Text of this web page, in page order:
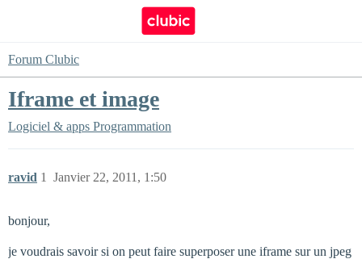
Forum Clubic
Iframe et image
Logiciel & apps Programmation
ravid Janvier 22, 2011, 1:50
1
bonjour,
je voudrais savoir si on peut faire superposer une iframe sur un jpeg